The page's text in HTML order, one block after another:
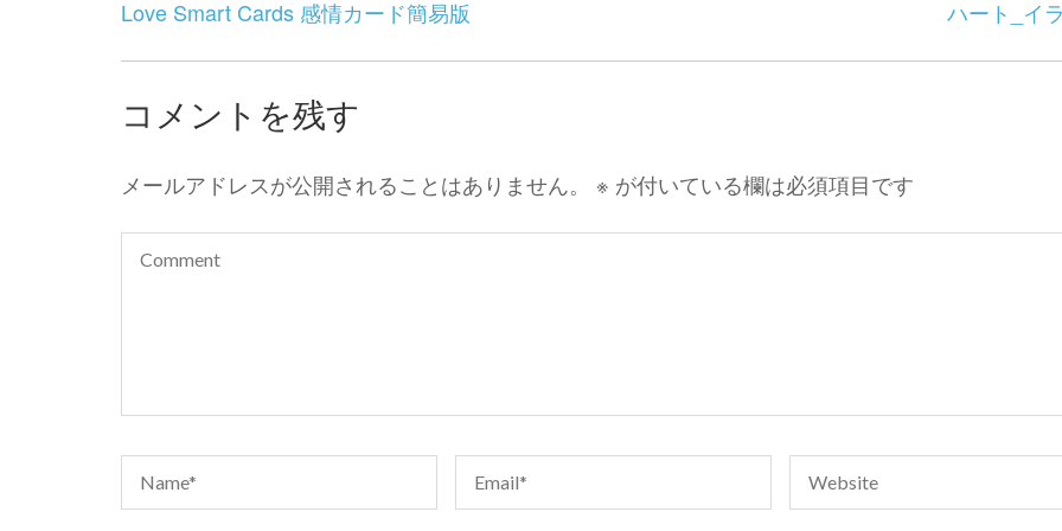
投
ナ
ビ
ゲ
ー
シ
ョ
ン
Love Smart Cards 感情カード簡易版 ハート_イ
コメントを残す
メールアドレスが公開されることはありません。 ※ が付いている欄は必須項目です